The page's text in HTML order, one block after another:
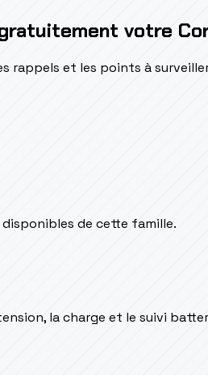
votre
rappels et les points à
de cette famille.
la charge et le suivi